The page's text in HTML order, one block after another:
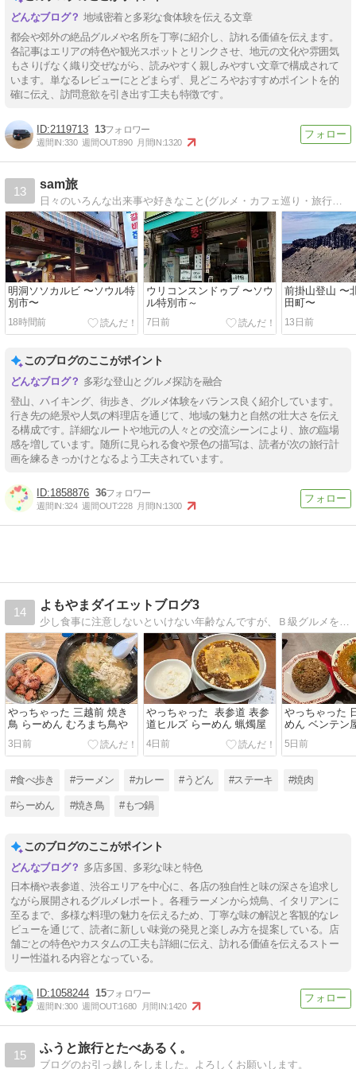
地域密着と多彩な食体験を伝える文章
都会や郊外の絶品グルメや名所を丁寧に紹介し、訪れる価値を伝えます。
各記事はエリアの特色や観光スポットとリンクさせ、地元の文化や雰囲気
もさりげなく織り交ぜながら、読みやすく親しみやすい文章で構成されて
います。単なるレビューにとどまらず、見どころやおすすめポイントを的
確に伝え、訪問意欲を引き出す工夫も特徴です。
2119713 13
週間IN:330 週間OUT:890 月間IN:1320
13
sam旅
日々のいろんな出来事や好きなこと(グルメ・カフェ巡り・旅行・キャンプなど)をゆる~くお届けしているブログです！
明洞ソソカルビ 〜ソウル特
別市〜
18時間前
ウリコンスンドゥブ 〜ソウ
ル特別市～
7日前
前掛山登山 〜
田町〜
13日前
このブログのここがポイント
多彩な登山とグルメ探訪を融合
登山、ハイキング、街歩き、グルメ体験をバランス良く紹介しています。
行き先の絶景や人気の料理店を通じて、地域の魅力と自然の壮大さを伝え
る構成です。詳細なルートや地元の人々との交流シーンにより、旅の臨場
感を増しています。随所に見られる食や景色の描写は、読者が次の旅行計
画を練るきっかけとなるよう工夫されています。
1858876 36
週間IN:324 週間OUT:228 月間IN:1300
14
よもやまダイエットブログ3
少し食事に注意しないといけない年齢なんですが、Ｂ級グルメを食べつつも、ダイエットも頑張りたいブログ。写真たっぷり、毎日更新予定
やっちゃった 三越前 焼き
鳥 らーめん むろまち鳥や
3日前
やっちゃった 表参道 表参
道ヒルズ らーめん 蝋燭屋
4日前
やっちゃった
めん ベンテン
5日前
#食べ歩き #ラーメン #カレー #うどん #ステーキ #焼肉
#らーめん #焼き鳥 #もつ鍋
このブログのここがポイント
多店多国、多彩な味と特色
日本橋や表参道、渋谷エリアを中心に、各店の独自性と味の深さを追求し
ながら展開されるグルメレポート。各種ラーメンから焼鳥、イタリアンに
至るまで、多様な料理の魅力を伝えるため、丁寧な味の解説と客観的なレ
ビューを通じて、読者に新しい味覚の発見と楽しみ方を提案している。店
舗ごとの特色やカスタムの工夫も詳細に伝え、訪れる価値を伝えるストー
リー性溢れる内容となっている。
1058244 15
週間IN:300 週間OUT:1680 月間IN:1420
15
ふうと旅行とたべあるく。
ブログのお引っ越しをしました。よろしくお願いします。